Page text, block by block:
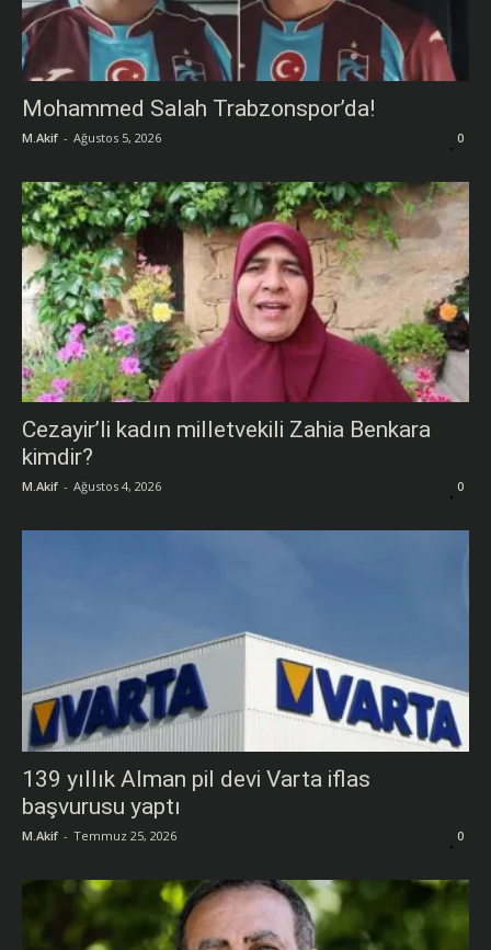
Mohammed Salah Trabzonspor’da!
M.Akif - Ağustos 5, 2026 0
Cezayir’li kadın milletvekili Zahia Benkara
kimdir?
M.Akif - Ağustos 4, 2026 0
139 yıllık Alman pil devi Varta iflas
başvurusu yaptı
M.Akif - Temmuz 25, 2026 0